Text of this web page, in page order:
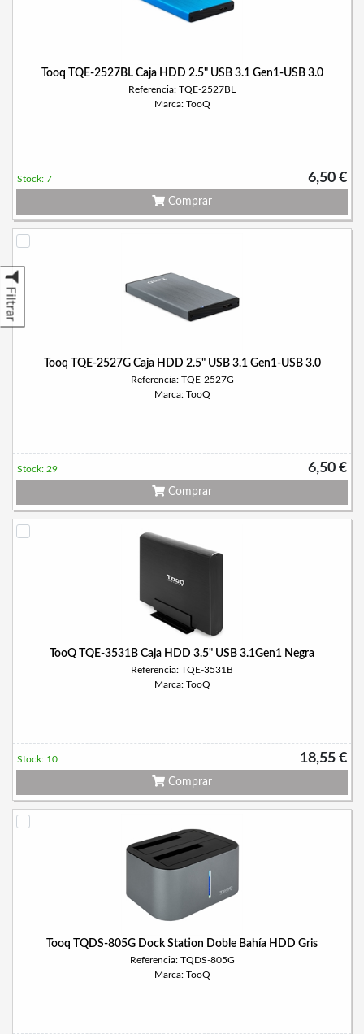
Filtrar
Tooq TQE-2527BL Caja HDD 2.5" USB 3.1 Gen1-USB 3.0
Referencia: TQE-2527BL
Marca: TooQ
6,50 €
Stock: 7
Comprar
Tooq TQE-2527G Caja HDD 2.5" USB 3.1 Gen1-USB 3.0
Referencia: TQE-2527G
Marca: TooQ
6,50 €
Stock: 29
Comprar
TooQ TQE-3531B Caja HDD 3.5" USB 3.1Gen1 Negra
Referencia: TQE-3531B
Marca: TooQ
18,55 €
Stock: 10
Comprar
Tooq TQDS-805G Dock Station Doble Bahía HDD Gris
Referencia: TQDS-805G
Marca: TooQ